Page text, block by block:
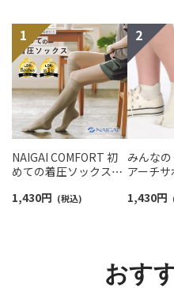
NAIGAI COMFORT 初
めての着圧ソックスハ
【365日最短翌日発送】
1,430円 (税込)
みんなの
アーチ
イジング
1,430円
おす